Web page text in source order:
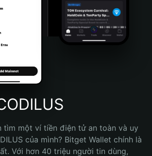
tìm một ví tiền điện tử an toàn và uy
của mình? Bitget Wallet chính là
Với hơn 40 triệu người tin dùng,